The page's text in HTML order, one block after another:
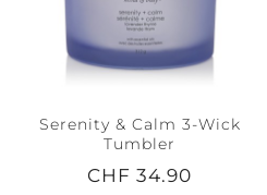
Serenity & Calm 3-Wick
Tumbler
CHF 34.90